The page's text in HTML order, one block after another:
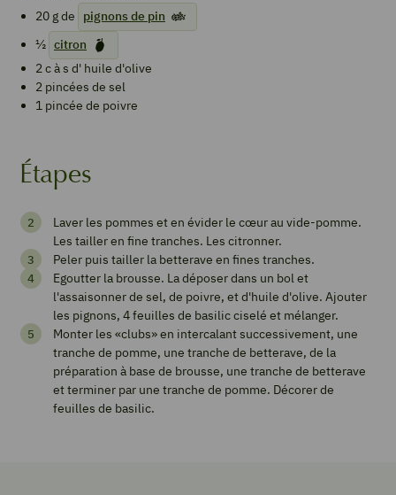
Étapes
Laver les pommes et en évider le cœur au vide-pomme.
Les tailler en fine tranches. Les citronner.
Peler puis tailler la betterave en fines tranches.
Egoutter la brousse. La déposer dans un bol et
l'assaisonner de sel, de poivre, et d'huile d'olive. Ajouter
les pignons, 4 feuilles de basilic ciselé et mélanger.
Monter les «clubs» en intercalant successivement, une
tranche de pomme, une tranche de betterave, de la
préparation à base de brousse, une tranche de betterave
et terminer par une tranche de pomme. Décorer de
feuilles de basilic.
20 g de
pignons de pin
½ citron
2c à s d' huile d'olive
2 pincées de sel
1 pincée de poivre
«
Club
»
pomme,
betterave
brousse